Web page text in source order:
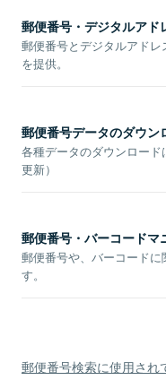
郵便番号・デジタルアド
郵便番号とデジタルアド
を提供。
郵便番号データのダウン
各種データのダウンロー
更新）
郵便番号・バーコードマ
郵便番号や、バーコード
す。
郵便番号検索に使用され